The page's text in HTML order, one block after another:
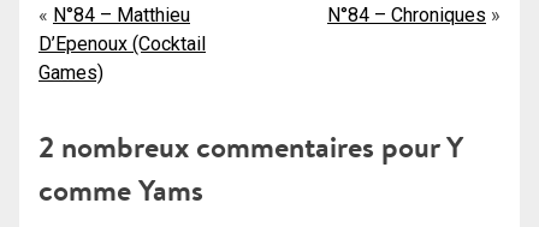
Navigation
de
N°84 – Matthieu
D’Epenoux (Cocktail
Games)
N°84 – Chroniques
2 nombreux commentaires pourY
comme Yams